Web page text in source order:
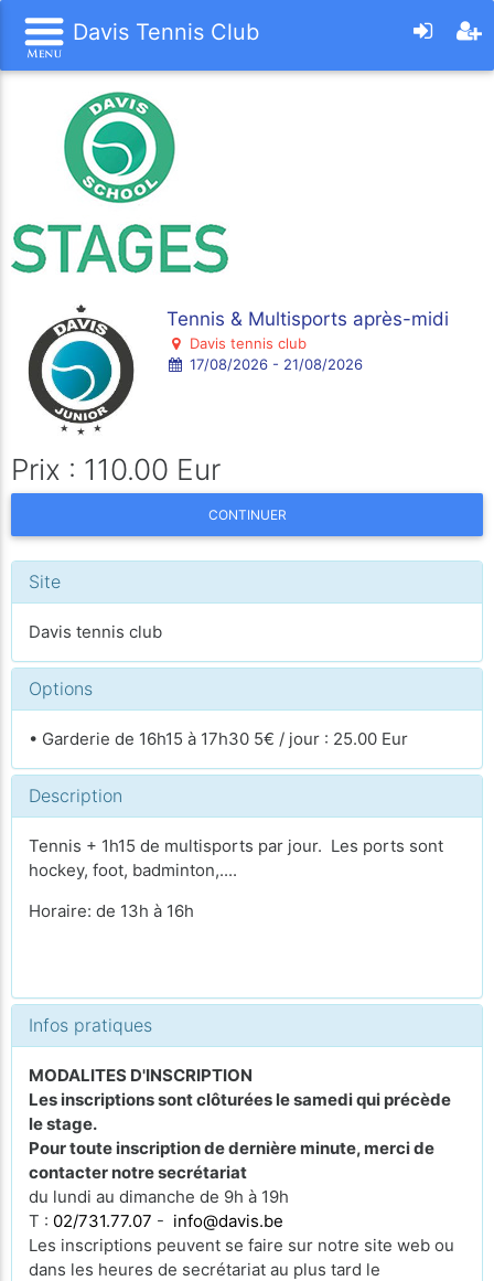
Davis Tennis Club
Tennis & Multisports après-midi
Davis tennis club
17/08/2026 - 21/08/2026
Prix : 110.00 Eur
CONTINUER
Site
Davis tennis club
Options
• Garderie de 16h15 à 17h30 5€ / jour : 25.00 Eur
Description
Tennis + 1h15 de multisports par jour. Les ports sont
hockey, foot, badminton,....
Horaire: de 13h à 16h
Infos pratiques
MODALITES D'INSCRIPTION
Les inscriptions sont clôturées le samedi qui précède
le stage.
Pour toute inscription de dernière minute, merci de
contacter notre secrétariat
du lundi au dimanche de 9h à 19h
T : 02/731.77.07 - info@davis.be
Les inscriptions peuvent se faire sur notre site web ou
dans les heures de secrétariat au plus tard le